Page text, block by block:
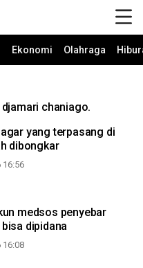
Ekonomi Olahraga
chaniago.
yang terpasang di
dibongkar
16:56
medsos penyebar
dipidana
16:08